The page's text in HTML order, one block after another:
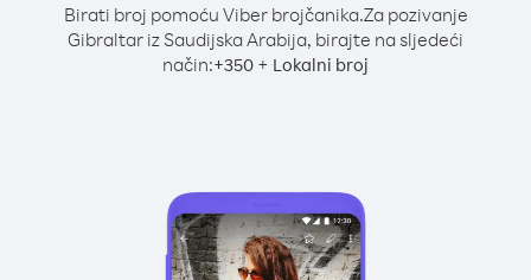
Birati broj pomoću Viber brojčanika.Za pozivanje
Gibraltar iz Saudijska Arabija, birajte na sljedeći
način:+350 + Lokalni broj